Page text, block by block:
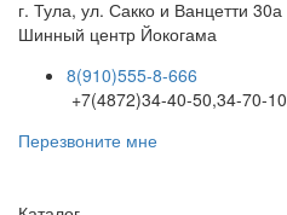
г. Тула, ул. Сакко и Ванцетти 30а
Шинный центр Йокогама
8(910)555-8-666
+7(4872)34-40-50,34-70-10
Перезвоните мне